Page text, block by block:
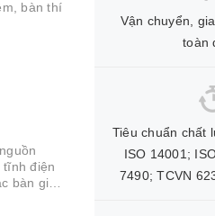
bàn thí
tĩnh điện
bàn giáo
Vận chuyển,
toàn
Tiêu chuẩn chất
ISO 14001;
7490; TCVN